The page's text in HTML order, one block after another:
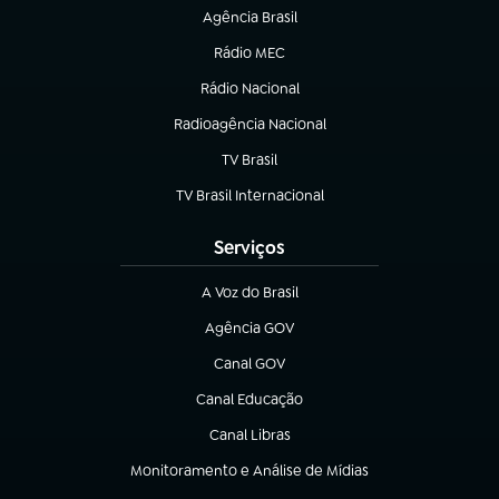
Agência Brasil
(abre em nova aba)
Rádio MEC
(abre em nova aba)
Rádio Nacional
Radioagência Nacional
(abre em nova aba)
TV Brasil
(abre em nova aba)
TV Brasil Internacional
(abre em nova aba)
Serviços
A Voz do Brasil
(abre em nova aba)
Agência GOV
(abre em nova aba)
Canal GOV
(abre em nova aba)
Canal Educação
(abre em nova aba)
Canal Libras
(abre em nova aba)
Monitoramento e Análise de Mídias
(abre em nova aba)